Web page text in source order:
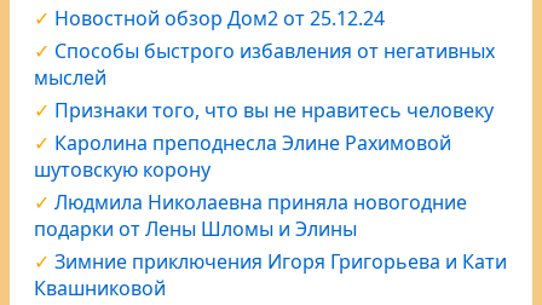
Новостной обзор Дом2 от 25.12.24
Способы быстрого избавления от негативных
мыслей
Признаки того, что вы не нравитесь человеку
Каролина преподнесла Элине Рахимовой
шутовскую корону
Людмила Николаевна приняла новогодние
подарки от Лены Шломы и Элины
Зимние приключения Игоря Григорьева и Кати
Квашниковой